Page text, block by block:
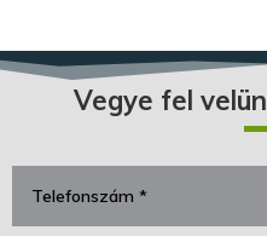
Vegye fel